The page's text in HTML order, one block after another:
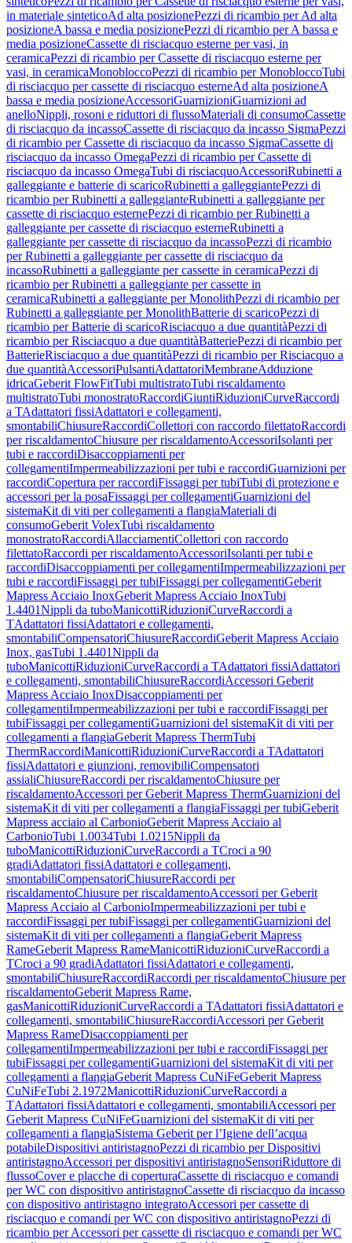
in materiale sinteticoAd alta posizionePezzi di ricambio per Ad alta
posizioneA bassa e media posizionePezzi di ricambio per A bassa e
media posizioneCassette di risciacquo esterne per vasi, in
ceramicaPezzi di ricambio per Cassette di risciacquo esterne per
vasi, in ceramicaMonobloccoPezzi di ricambio per MonobloccoTubi
di risciacquo per cassette di risciacquo esterneAd alta posizioneA
bassa e media posizioneAccessoriGuarnizioniGuarnizioni ad
anelloNippli, rosoni e riduttori di flussoMateriali di consumoCassette
di risciacquo da incassoCassette di risciacquo da incasso SigmaPezzi
di ricambio per Cassette di risciacquo da incasso SigmaCassette di
risciacquo da incasso OmegaPezzi di ricambio per Cassette di
risciacquo da incasso OmegaTubi di risciacquoAccessoriRubinetti a
galleggiante e batterie di scaricoRubinetti a galleggiantePezzi di
ricambio per Rubinetti a galleggianteRubinetti a galleggiante per
cassette di risciacquo esternePezzi di ricambio per Rubinetti a
galleggiante per cassette di risciacquo esterneRubinetti a
galleggiante per cassette di risciacquo da incassoPezzi di ricambio
per Rubinetti a galleggiante per cassette di risciacquo da
incassoRubinetti a galleggiante per cassette in ceramicaPezzi di
ricambio per Rubinetti a galleggiante per cassette in
ceramicaRubinetti a galleggiante per MonolithPezzi di ricambio per
Rubinetti a galleggiante per MonolithBatterie di scaricoPezzi di
ricambio per Batterie di scaricoRisciacquo a due quantitàPezzi di
ricambio per Risciacquo a due quantitàBatteriePezzi di ricambio per
BatterieRisciacquo a due quantitàPezzi di ricambio per Risciacquo a
due quantitàAccessoriPulsantiAdattatoriMembraneAdduzione
idricaGeberit FlowFitTubi multistratoTubi riscaldamento
multistratoTubi monostratoRaccordiGiuntiRiduzioniCurveRaccordi
a TAdattatori fissiAdattatori e collegamenti,
smontabiliChiusureRaccordiCollettori con raccordo filettatoRaccordi
per riscaldamentoChiusure per riscaldamentoAccessoriIsolanti per
tubi e raccordiDisaccoppiamenti per
collegamentiImpermeabilizzazioni per tubi e raccordiGuarnizioni per
raccordiCopertura per raccordiFissaggi per tubiTubi di protezione e
accessori per la posaFissaggi per collegamentiGuarnizioni del
sistemaKit di viti per collegamenti a flangiaMateriali di
consumoGeberit VolexTubi riscaldamento
monostratoRaccordiAllacciamentiCollettori con raccordo
filettatoRaccordi per riscaldamentoAccessoriIsolanti per tubi e
raccordiDisaccoppiamenti per collegamentiImpermeabilizzazioni per
tubi e raccordiFissaggi per tubiFissaggi per collegamentiGeberit
Mapress Acciaio InoxGeberit Mapress Acciaio InoxTubi
1.4401Nippli da tuboManicottiRiduzioniCurveRaccordi a
TAdattatori fissiAdattatori e collegamenti,
smontabiliCompensatoriChiusureRaccordiGeberit Mapress Acciaio
Inox, gasTubi 1.4401Nippli da
tuboManicottiRiduzioniCurveRaccordi a TAdattatori fissiAdattatori
e collegamenti, smontabiliChiusureRaccordiAccessori Geberit
Mapress Acciaio InoxDisaccoppiamenti per
collegamentiImpermeabilizzazioni per tubi e raccordiFissaggi per
tubiFissaggi per collegamentiGuarnizioni del sistemaKit di viti per
collegamenti a flangiaGeberit Mapress ThermTubi
ThermRaccordiManicottiRiduzioniCurveRaccordi a TAdattatori
fissiAdattatori e giunzioni, removibiliCompensatori
assialiChiusureRaccordi per riscaldamentoChiusure per
riscaldamentoAccessori per Geberit Mapress ThermGuarnizioni del
sistemaKit di viti per collegamenti a flangiaFissaggi per tubiGeberit
Mapress acciaio al CarbonioGeberit Mapress Acciaio al
CarbonioTubi 1.0034Tubi 1.0215Nippli da
tuboManicottiRiduzioniCurveRaccordi a TCroci a 90
gradiAdattatori fissiAdattatori e collegamenti,
smontabiliCompensatoriChiusureRaccordi per
riscaldamentoChiusure per riscaldamentoAccessori per Geberit
Mapress Acciaio al CarbonioImpermeabilizzazioni per tubi e
raccordiFissaggi per tubiFissaggi per collegamentiGuarnizioni del
sistemaKit di viti per collegamenti a flangiaGeberit Mapress
RameGeberit Mapress RameManicottiRiduzioniCurveRaccordi a
TCroci a 90 gradiAdattatori fissiAdattatori e collegamenti,
smontabiliChiusureRaccordiRaccordi per riscaldamentoChiusure per
riscaldamentoGeberit Mapress Rame,
gasManicottiRiduzioniCurveRaccordi a TAdattatori fissiAdattatori e
collegamenti, smontabiliChiusureRaccordiAccessori per Geberit
Mapress RameDisaccoppiamenti per
collegamentiImpermeabilizzazioni per tubi e raccordiFissaggi per
tubiFissaggi per collegamentiGuarnizioni del sistemaKit di viti per
collegamenti a flangiaGeberit Mapress CuNiFeGeberit Mapress
CuNiFeTubi 2.1972ManicottiRiduzioniCurveRaccordi a
TAdattatori fissiAdattatori e collegamenti, smontabiliAccessori per
Geberit Mapress CuNiFeGuarnizioni del sistemaKit di viti per
collegamenti a flangiaSistema Geberit per l’Igiene dell’acqua
potabileDispositivi antiristagnoPezzi di ricambio per Dispositivi
antiristagnoAccessori per dispositivi antiristagnoSensoriRiduttore di
flussoCover e placche di coperturaCassette di risciacquo e comandi
per WC con dispositivo antiristagnoCassette di risciacquo da incasso
con dispositivo antiristagno integratoAccessori per cassette di
risciacquo e comandi per WC con dispositivo antiristagnoPezzi di
ricambio per Accessori per cassette di risciacquo e comandi per WC